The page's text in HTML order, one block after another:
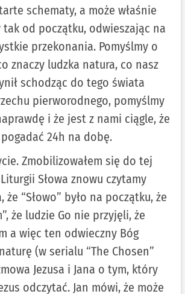
schematy, a może właśnie
od początku, odwieszając na
przekonania. Pomyślmy o
znaczy ludzka natura, co nasz
schodząc do tego świata
pierworodnego, pomyślmy
i że jest z nami ciągle, że
24h na dobę.
Zmobilizowałem się do tej
Słowa znowu czytamy
że “Słowo” było na początku, że
że ludzie Go nie przyjęli, że
a więc ten odwieczny Bóg
(w serialu “The Chosen”
Jezusa i Jana o tym, który
odczytać. Jan mówi, że może